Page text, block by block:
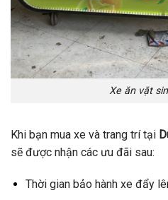
Xe ăn vặt
Khi bạn mua xe và trang trí tại
sẽ được nhận các ưu đãi sau:
Thời gian bảo hành xe đẩy